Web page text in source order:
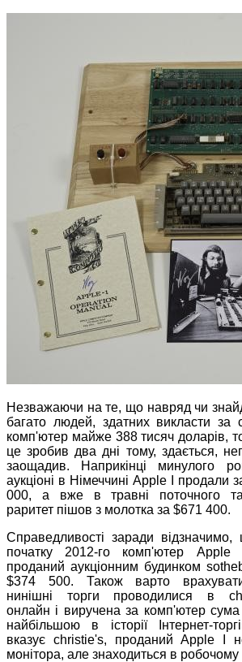
Незважаючи на те, що навряд чи
багато людей, здатних викласти за
комп'ютер майже 388 тисяч доларів,
це зробив два дні тому, здається,
заощадив. Наприкінці минулого
аукціоні в Німеччині Apple I продали
000, а вже в травні поточного
раритет пішов з молотка за $671 400.
Справедливості заради
початку 2012-го комп'ютер
проданий аукціонним будинком
$374 500. Також варто
нинішні торги проводилися в
онлайн і виручена за комп'ютер сума
найбільшою в історії Інтернет-
вказує christie's, проданий Apple I
монітора, але знаходиться в робочому